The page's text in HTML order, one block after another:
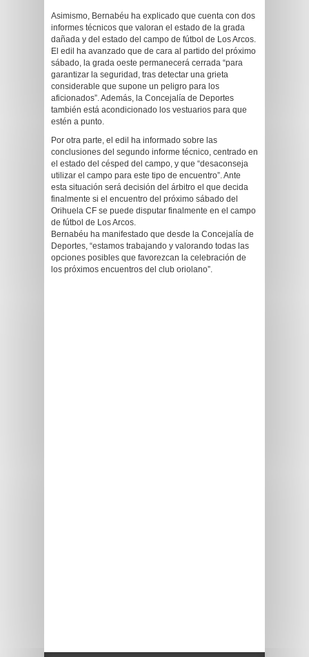
Asimismo, Bernabéu ha explicado que cuenta con dos
informes técnicos que valoran el estado de la grada
dañada y del estado del campo de fútbol de Los Arcos.
El edil ha avanzado que de cara al partido del próximo
sábado, la grada oeste permanecerá cerrada “para
garantizar la seguridad, tras detectar una grieta
considerable que supone un peligro para los
aficionados”. Además, la Concejalía de Deportes
también está acondicionado los vestuarios para que
estén a punto.
Por otra parte, el edil ha informado sobre las
conclusiones del segundo informe técnico, centrado en
el estado del césped del campo, y que “desaconseja
utilizar el campo para este tipo de encuentro”. Ante
esta situación será decisión del árbitro el que decida
finalmente si el encuentro del próximo sábado del
Orihuela CF se puede disputar finalmente en el campo
de fútbol de Los Arcos.
Bernabéu ha manifestado que desde la Concejalía de
Deportes, “estamos trabajando y valorando todas las
opciones posibles que favorezcan la celebración de
los próximos encuentros del club oriolano”.